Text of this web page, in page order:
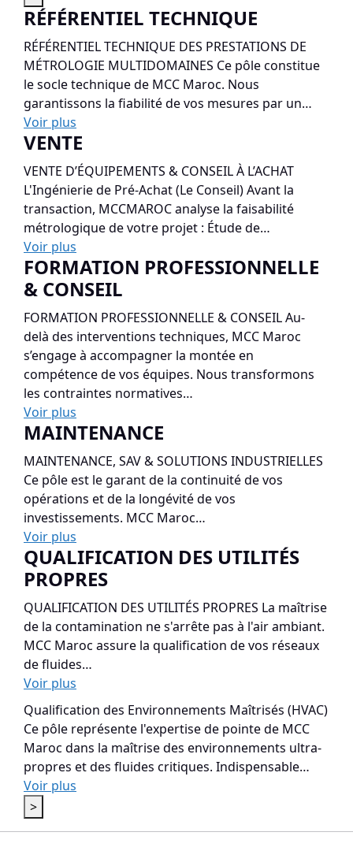
RÉFÉRENTIEL TECHNIQUE
RÉFÉRENTIEL TECHNIQUE DES PRESTATIONS DE
MÉTROLOGIE MULTIDOMAINES Ce pôle constitue
le socle technique de MCC Maroc. Nous
garantissons la fiabilité de vos mesures par un…
Voir plus
VENTE
VENTE D’ÉQUIPEMENTS & CONSEIL À L’ACHAT
L'Ingénierie de Pré-Achat (Le Conseil) Avant la
transaction, MCCMAROC analyse la faisabilité
métrologique de votre projet : Étude de…
Voir plus
FORMATION PROFESSIONNELLE
& CONSEIL
FORMATION PROFESSIONNELLE & CONSEIL Au-
delà des interventions techniques, MCC Maroc
s’engage à accompagner la montée en
compétence de vos équipes. Nous transformons
les contraintes normatives…
Voir plus
MAINTENANCE
MAINTENANCE, SAV & SOLUTIONS INDUSTRIELLES
Ce pôle est le garant de la continuité de vos
opérations et de la longévité de vos
investissements. MCC Maroc…
Voir plus
QUALIFICATION DES UTILITÉS
PROPRES
QUALIFICATION DES UTILITÉS PROPRES La maîtrise
de la contamination ne s'arrête pas à l'air ambiant.
MCC Maroc assure la qualification de vos réseaux
de fluides…
Voir plus
Qualification des Environnements Maîtrisés (HVAC)
Ce pôle représente l'expertise de pointe de MCC
Maroc dans la maîtrise des environnements ultra-
propres et des fluides critiques. Indispensable…
Voir plus
>